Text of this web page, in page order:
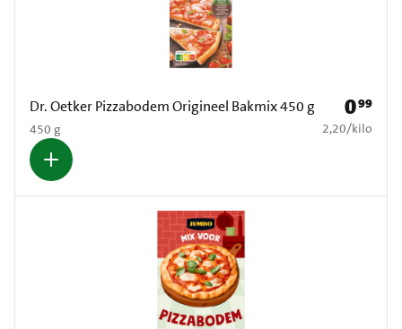
Dr. Oetker Pizzabodem Origineel Bakmix 450 g
450 g
Prijs: €
099
€ 2,20 per kilo
2,20/kilo